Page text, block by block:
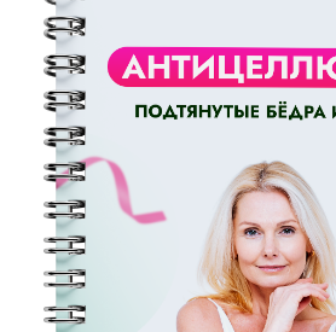
Оформить заявку
на тариф “Я сам”
Оформить заявку
на тариф “С куратором”
Оформить заявку
на тариф “Максимальный”